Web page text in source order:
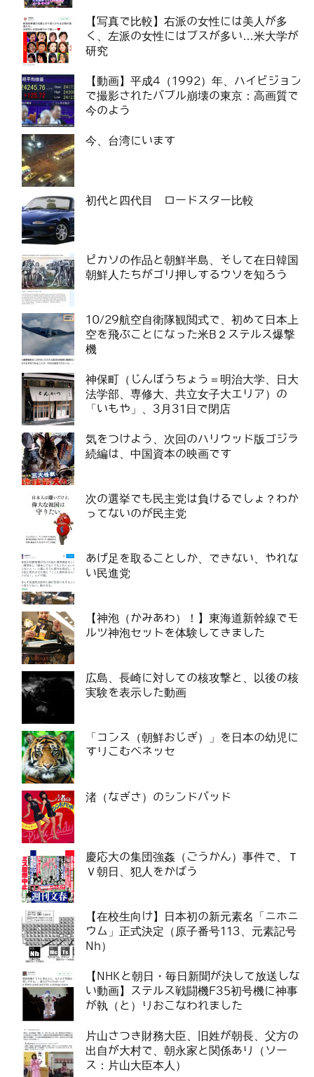
【写真で比較】右派の女性には美人が多
く、左派の女性にはブスが多い…米大学が
研究
【動画】平成4（1992）年、ハイビジョン
で撮影されたバブル崩壊の東京：高画質で
今のよう
今、台湾にいます
初代と四代目 ロードスター比較
ピカソの作品と朝鮮半島、そして在日韓国
朝鮮人たちがゴリ押しするウソを知ろう
10/29航空自衛隊観閲式で、初めて日本上
空を飛ぶことになった米B２ステルス爆撃
機
神保町（じんぼうちょう＝明治大学、日大
法学部、専修大、共立女子大エリア）の
「いもや」、3月31日で閉店
気をつけよう、次回のハリウッド版ゴジラ
続編は、中国資本の映画です
次の選挙でも民主党は負けるでしょ？わか
ってないのが民主党
あげ足を取ることしか、できない、やれな
い民進党
【神泡（かみあわ）！】東海道新幹線でモ
ルツ神泡セットを体験してきました
広島、長崎に対しての核攻撃と、以後の核
実験を表示した動画
「コンス（朝鮮おじぎ）」を日本の幼児に
すりこむベネッセ
渚（なぎさ）のシンドバッド
慶応大の集団強姦（ごうかん）事件で、Ｔ
Ｖ朝日、犯人をかばう
【在校生向け】日本初の新元素名「ニホニ
ウム」正式決定（原子番号113、元素記号
Nh）
【NHKと朝日・毎日新聞が決して放送しな
い動画】ステルス戦闘機F35初号機に神事
が執（と）りおこなわれました
片山さつき財務大臣、旧姓が朝長、父方の
出自が大村で、朝永家と関係あり（ソー
ス：片山大臣本人）